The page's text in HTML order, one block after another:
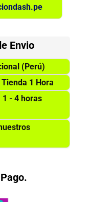
Envio
(Perú)
1 Hora
1 - 4 horas